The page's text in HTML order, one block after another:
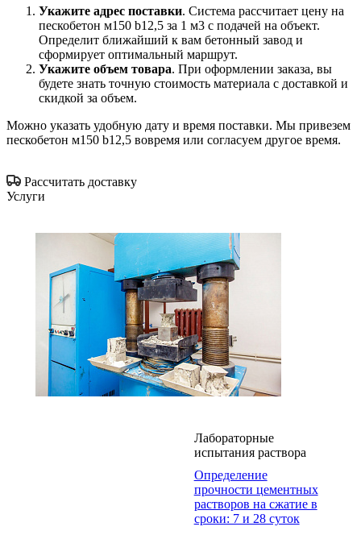
Укажите адрес поставки. Система рассчитает цену на
пескобетон м150 b12,5 за 1 м3 с подачей на объект.
Определит ближайший к вам бетонный завод и
сформирует оптимальный маршрут.
Укажите объем товара. При оформлении заказа, вы
будете знать точную стоимость материала с доставкой и
скидкой за объем.
Можно указать удобную дату и время поставки. Мы привезем
пескобетон м150 b12,5 вовремя или согласуем другое время.
Рассчитать доставку
Услуги
Лабораторные
испытания раствора
Определение
прочности цементных
растворов на сжатие в
сроки: 7 и 28 суток